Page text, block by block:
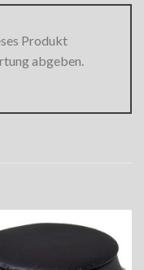
Produkt
abgeben.